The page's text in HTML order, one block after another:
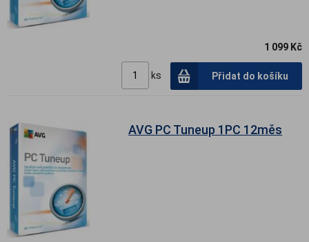
1 099 Kč
ks Přidat do košíku
AVG PC Tuneup 1PC 12měs